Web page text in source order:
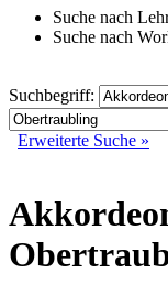
Suche nach
Suche nach
Suchbegriff:
Erweiterte Suche »